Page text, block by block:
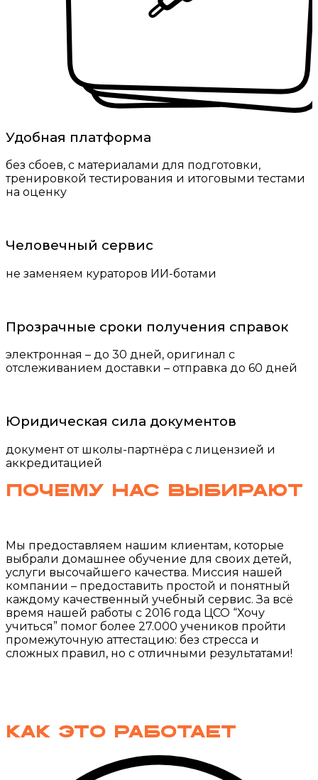
Удобная платформа
без сбоев, с материалами для подготовки,
тренировкой тестирования и итоговыми тестами
на оценку
Человечный сервис
не заменяем кураторов ИИ-ботами
Прозрачные сроки получения справок
электронная – до 30 дней, оригинал с
отслеживанием доставки – отправка до 60 дней
Юридическая сила документов
документ от школы-партнёра с лицензией и
аккредитацией
Почему нас выбирают
Мы предоставляем нашим клиентам, которые
выбрали домашнее обучение для своих детей,
услуги высочайшего качества. Миссия нашей
компании – предоставить простой и понятный
каждому качественный учебный сервис. За всё
время нашей работы с 2016 года ЦСО “Хочу
учиться” помог более 27.000 учеников пройти
промежуточную аттестацию: без стресса и
сложных правил, но с отличными результатами!
Как это работает